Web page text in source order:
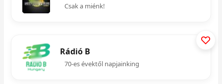
Csak a miénk!
Rádió B
70-es évektől napjainking